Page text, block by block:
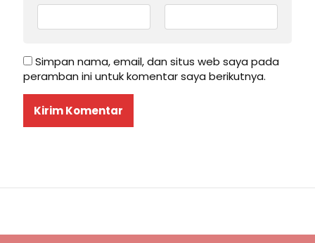
Simpan nama, email, dan situs web saya pada
peramban ini untuk komentar saya berikutnya.